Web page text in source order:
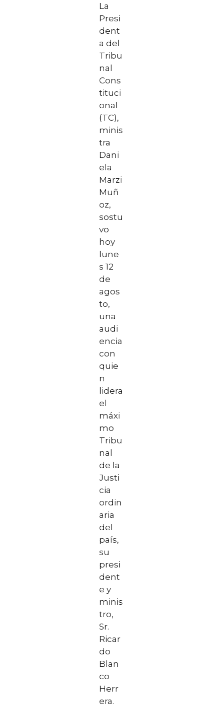
La
Presi
dent
a del
Tribu
nal
Cons
tituci
onal
(TC),
minis
tra
Dani
ela
Marzi
Muñ
oz,
sostu
vo
hoy
lune
s 12
de
agos
to,
una
audi
encia
con
quie
n
lidera
el
máxi
mo
Tribu
nal
de la
Justi
cia
ordin
aria
del
país,
su
presi
dent
e y
minis
tro,
Sr.
Ricar
do
Blan
co
Herr
era.